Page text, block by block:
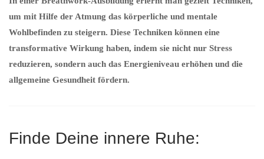
um mit Hilfe der Atmung das körperliche und mentale
Wohlbefinden zu steigern. Diese Techniken können eine
transformative Wirkung haben, indem sie nicht nur Stress
reduzieren, sondern auch das Energieniveau erhöhen und die
allgemeine Gesundheit fördern.
Finde Deine innere Ruhe: